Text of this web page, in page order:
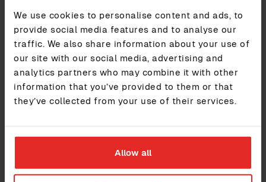
We use cookies to personalise content and ads, to
provide social media features and to analyse our
traffic. We also share information about your use of
our site with our social media, advertising and
analytics partners who may combine it with other
information that you’ve provided to them or that
they’ve collected from your use of their services.
Allow all
handlinger gjør Scenarioplanlegging samarbeidet
smidigere og sikrer at beslutninger alltid kan spores.
Fremtiden for planlegging begynner
med Scenarioplanlegging
Scenarioplanlegging er bygget for organisasjoner som
ønsker å lede an. Scenarioplanlegging setter
til organisatoriske mål eller låse opp dypere innsikt, vil
Scenarioplanlegging fortsette å utvikle seg for å møte